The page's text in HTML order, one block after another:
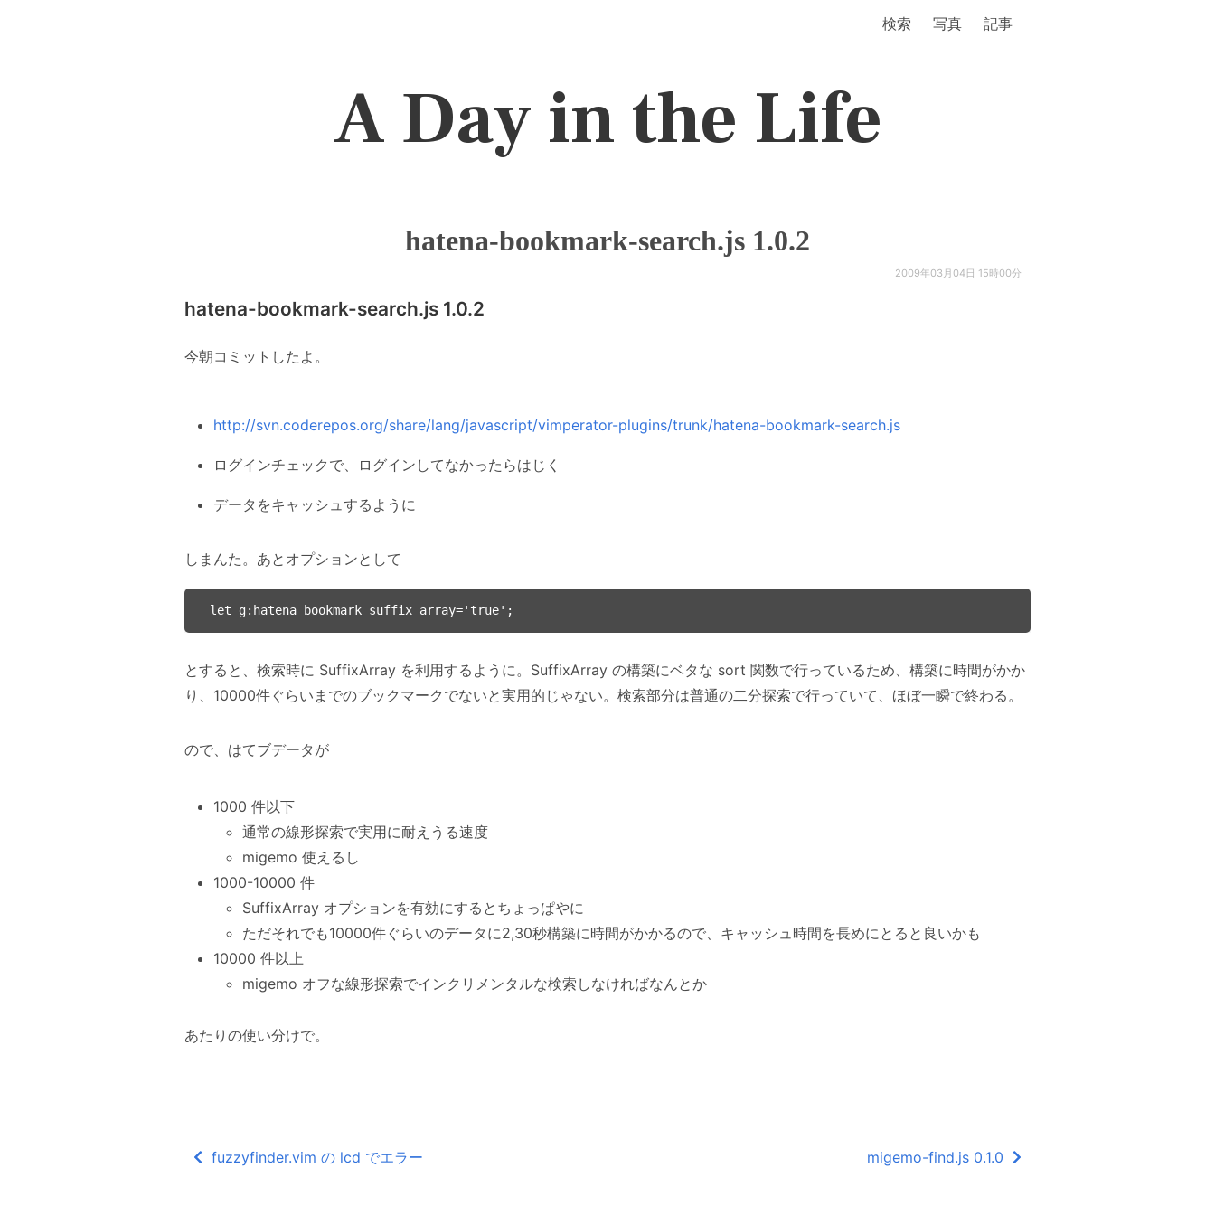
検索 写真 記事
A Day in the Life
hatena-bookmark-search.js 1.0.2
2009年03月04日 15時00分
hatena-bookmark-search.js 1.0.2
今朝コミットしたよ。
http://svn.coderepos.org/share/lang/javascript/vimperator-plugins/trunk/hatena-bookmark-search.js
ログインチェックで、ログインしてなかったらはじく
データをキャッシュするように
しまんた。あとオプションとして
とすると、検索時に SuffixArray を利用するように。SuffixArray の構築にベタな sort 関数で行っているため、構築に時間がかか
り、10000件ぐらいまでのブックマークでないと実用的じゃない。検索部分は普通の二分探索で行っていて、ほぼ一瞬で終わる。
ので、はてブデータが
1000 件以下
通常の線形探索で実用に耐えうる速度
migemo 使えるし
1000-10000 件
SuffixArray オプションを有効にするとちょっぱやに
ただそれでも10000件ぐらいのデータに2,30秒構築に時間がかかるので、キャッシュ時間を長めにとると良いかも
10000 件以上
migemo オフな線形探索でインクリメンタルな検索しなければなんとか
あたりの使い分けで。
fuzzyfinder.vim の lcd でエラー migemo-find.js 0.1.0